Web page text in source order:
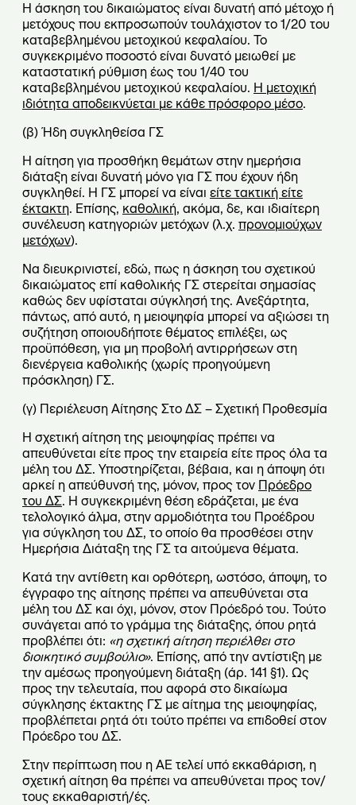
Η άσκηση του δικαιώματος είναι δυνατή από μέτοχο ή
μετόχους που εκπροσωπούν τουλάχιστον το 1/20 του
καταβεβλημένου μετοχικού κεφαλαίου. Το
συγκεκριμένο ποσοστό είναι δυνατό μειωθεί με
καταστατική ρύθμιση έως του 1/40 του
καταβεβλημένου μετοχικού κεφαλαίου. Η μετοχική
ιδιότητα αποδεικνύεται με κάθε πρόσφορο μέσο.
(β) Ήδη συγκληθείσα ΓΣ
Η αίτηση για προσθήκη θεμάτων στην ημερήσια
διάταξη είναι δυνατή μόνο για ΓΣ που έχουν ήδη
συγκληθεί. Η ΓΣ μπορεί να είναι είτε τακτική είτε
έκτακτη. Επίσης, καθολική, ακόμα, δε, και ιδιαίτερη
συνέλευση κατηγοριών μετόχων (λ.χ. προνομιούχων
μετόχων).
Να διευκρινιστεί, εδώ, πως η άσκηση του σχετικού
δικαιώματος επί καθολικής ΓΣ στερείται σημασίας
καθώς δεν υφίσταται σύγκλησή της. Ανεξάρτητα,
πάντως, από αυτό, η μειοψηφία μπορεί να αξιώσει τη
συζήτηση οποιουδήποτε θέματος επιλέξει, ως
προϋπόθεση, για μη προβολή αντιρρήσεων στη
διενέργεια καθολικής (χωρίς προηγούμενη
πρόσκληση) ΓΣ.
(γ) Περιέλευση Αίτησης Στο ΔΣ – Σχετική Προθεσμία
Η σχετική αίτηση της μειοψηφίας πρέπει να
απευθύνεται είτε προς την εταιρεία είτε προς όλα τα
μέλη του ΔΣ. Υποστηρίζεται, βέβαια, και η άποψη ότι
αρκεί η απεύθυνσή της, μόνον, προς τον Πρόεδρο
του ΔΣ. Η συγκεκριμένη θέση εδράζεται, με ένα
τελολογικό άλμα, στην αρμοδιότητα του Προέδρου
για σύγκληση του ΔΣ, το οποίο θα προσθέσει στην
Ημερήσια Διάταξη της ΓΣ τα αιτούμενα θέματα.
Κατά την αντίθετη και ορθότερη, ωστόσο, άποψη, το
έγγραφο της αίτησης πρέπει να απευθύνεται στα
μέλη του ΔΣ και όχι, μόνον, στον Πρόεδρό του. Τούτο
συνάγεται από το γράμμα της διάταξης, όπου ρητά
προβλέπει ότι: «η σχετική αίτηση περιέλθει στο
διοικητικό συμβούλιο». Επίσης, από την αντίστιξη με
την αμέσως προηγούμενη διάταξη (άρ. 141 §1). Ως
προς την τελευταία, που αφορά στο δικαίωμα
σύγκλησης έκτακτης ΓΣ με αίτημα της μειοψηφίας,
προβλέπεται ρητά ότι τούτο πρέπει να επιδοθεί στον
Πρόεδρο του ΔΣ.
Στην περίπτωση που η ΑΕ τελεί υπό εκκαθάριση, η
σχετική αίτηση θα πρέπει να απευθύνεται προς τον/
τους εκκαθαριστή/ές.